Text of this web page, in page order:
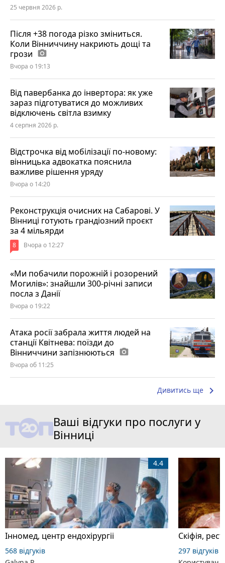
25 червня 2026 р.
Після +38 погода різко зміниться.
Коли Вінниччину накриють дощі та
грози photo_camera
Вчора о 19:13
Від павербанка до інвертора: як уже
зараз підготуватися до можливих
відключень світла взимку
4 серпня 2026 р.
Відстрочка від мобілізації по-новому:
вінницька адвокатка пояснила
важливе рішення уряду
Вчора о 14:20
Реконструкція очисних на Сабарові. У
Вінниці готують грандіозний проєкт
за 4 мільярди
8 Вчора о 12:27
«Ми побачили порожній і розорений
Могилів»: знайшли 300-річні записи
посла з Данії
Вчора о 19:22
Атака росії забрала життя людей на
станції Квітнева: поїзди до
Вінниччини запізнюються photo_camera
Вчора об 11:25
Дивитись ще keyboard_arrow_right
Ваші відгуки про послуги у
Вінниці
Інномед, центр ендохірургіі
4.4
568 відгуків
Скіфія,
297 відгуків